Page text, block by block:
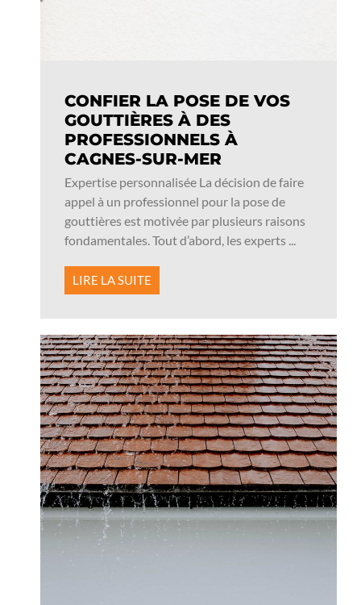
CONFIER LA POSE DE VOS
GOUTTIÈRES À DES
PROFESSIONNELS À
CAGNES-SUR-MER
Expertise personnalisée La décision de faire
appel à un professionnel pour la pose de
gouttières est motivée par plusieurs raisons
fondamentales. Tout d’abord, les experts ...
LIRE LA SUITE